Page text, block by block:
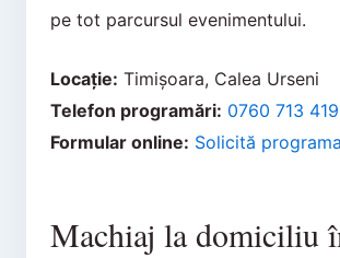
pe tot parcursul evenimentului.
Locație: Timișoara, Calea Urseni
Telefon programări: 0760 713 419
Formular online: Solicită
Machiaj la domiciliu